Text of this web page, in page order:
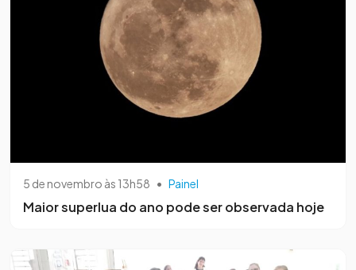
5 de novembro às 13h58 • Painel
Maior superlua do ano pode ser observada hoje